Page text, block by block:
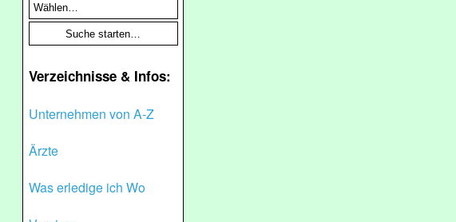
Verzeichnisse & Infos:
Unternehmen von A-Z
Ärzte
Was erledige ich Wo